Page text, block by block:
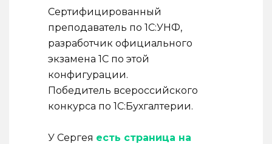
Cертифицированный
преподаватель по 1С:УНФ,
разработчик официального
экзамена 1С по этой
конфигурации.
Победитель всероссийского
конкурса по 1С:Бухгалтерии.
У Сергея есть страница на